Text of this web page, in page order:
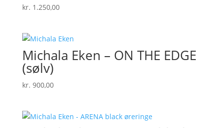
kr. 1.250,00
Michala Eken – ON THE EDGE
(sølv)
kr. 900,00